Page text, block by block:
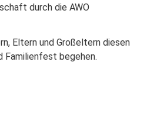
durch die AWO
Eltern und Großeltern diesen
Familienfest begehen.